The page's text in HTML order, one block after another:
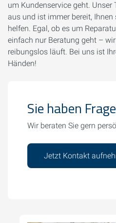
um Kundenservice geht.
aus und ist immer bereit,
helfen. Egal, ob es um
einfach nur Beratung geht –
reibungslos läuft. Bei uns ist
Händen!
Sie haben
Wir beraten Sie gern
Jetzt Kontakt